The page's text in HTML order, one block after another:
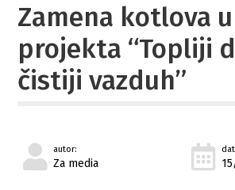
Zamena kotlova
projekta “Topliji
čistiji vazduh”
autor:
Za media